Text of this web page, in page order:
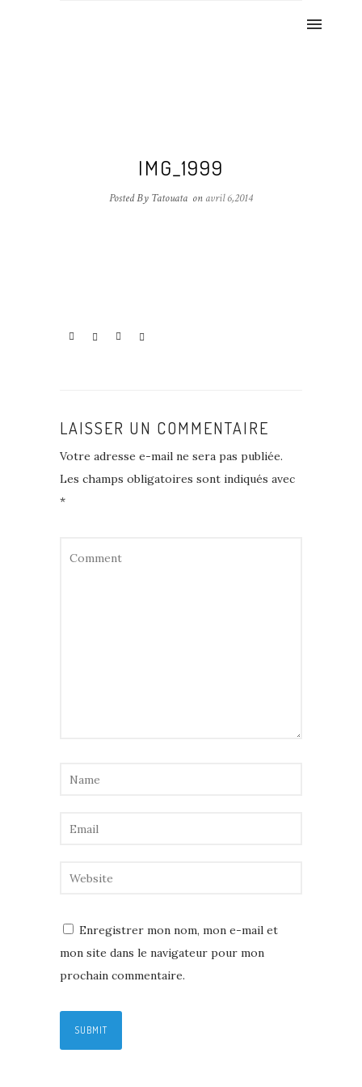
IMG_1999
Posted By Tatouata on avril 6,2014
LAISSER UN COMMENTAIRE
Votre adresse e-mail ne sera pas publiée.
Les champs obligatoires sont indiqués avec
*
Enregistrer mon nom, mon e-mail et
mon site dans le navigateur pour mon
prochain commentaire.